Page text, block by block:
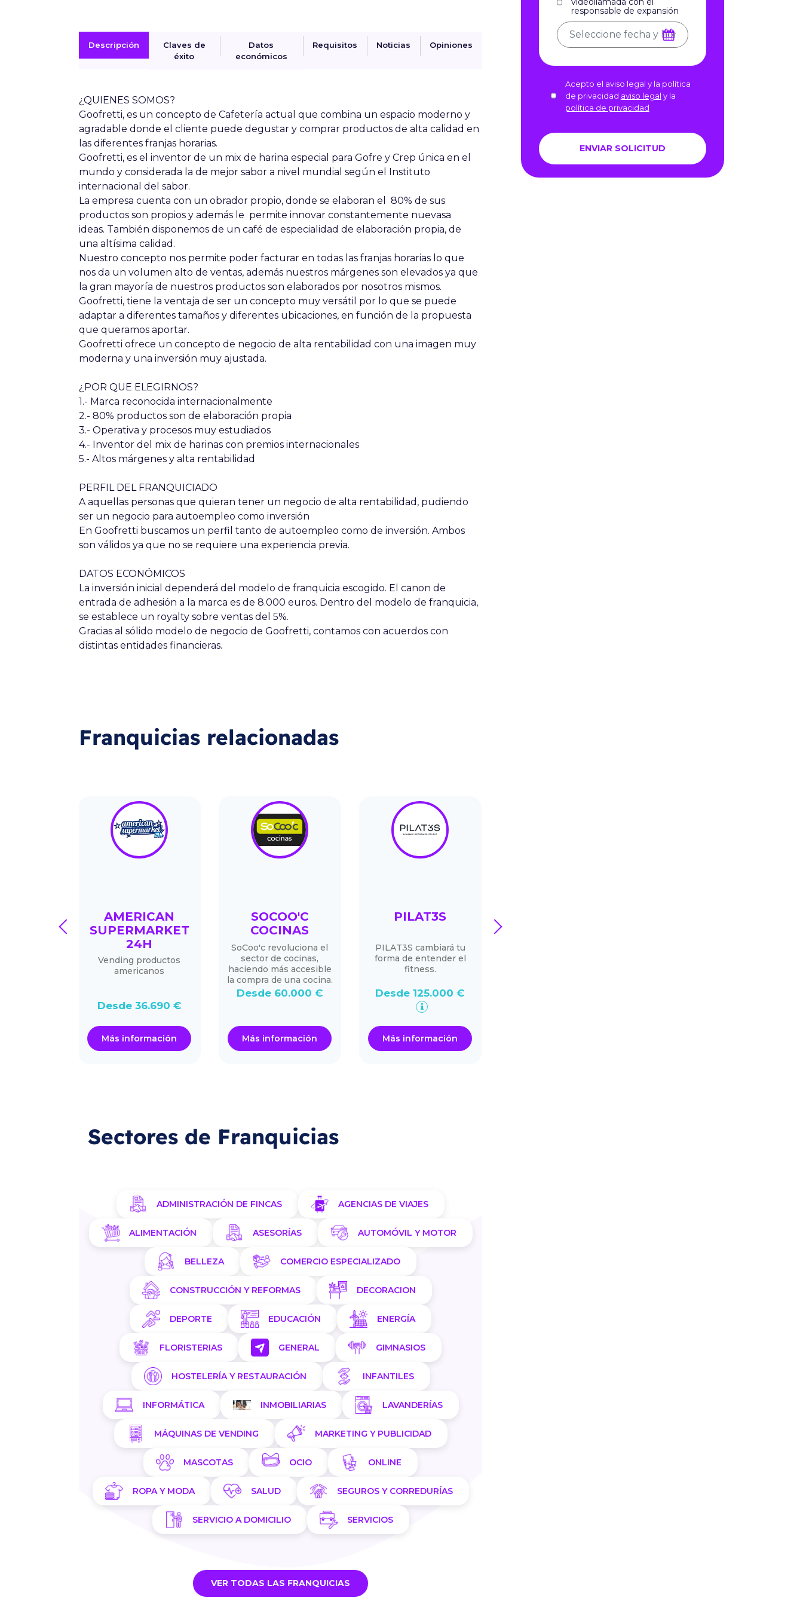
Descripción
Claves de
éxito
Datos
económicos
Requisitos Noticias Opiniones
¿QUIENES SOMOS?
Goofretti, es un concepto de Cafetería actual que combina un espacio moderno y
agradable donde el cliente puede degustar y comprar productos de alta calidad en
las diferentes franjas horarias.
Goofretti, es el inventor de un mix de harina especial para Gofre y Crep única en el
mundo y considerada la de mejor sabor a nivel mundial según el Instituto
internacional del sabor.
La empresa cuenta con un obrador propio, donde se elaboran el 80% de sus
productos son propios y además le permite innovar constantemente nuevasa
ideas. También disponemos de un café de especialidad de elaboración propia, de
una altísima calidad.
Nuestro concepto nos permite poder facturar en todas las franjas horarias lo que
nos da un volumen alto de ventas, además nuestros márgenes son elevados ya que
la gran mayoría de nuestros productos son elaborados por nosotros mismos.
Goofretti, tiene la ventaja de ser un concepto muy versátil por lo que se puede
adaptar a diferentes tamaños y diferentes ubicaciones, en función de la propuesta
que queramos aportar.
Goofretti ofrece un concepto de negocio de alta rentabilidad con una imagen muy
moderna y una inversión muy ajustada.
¿POR QUE ELEGIRNOS?
1.- Marca reconocida internacionalmente
2.- 80% productos son de elaboración propia
3.- Operativa y procesos muy estudiados
4.- Inventor del mix de harinas con premios internacionales
5.- Altos márgenes y alta rentabilidad
PERFIL DEL FRANQUICIADO
A aquellas personas que quieran tener un negocio de alta rentabilidad, pudiendo
ser un negocio para autoempleo como inversión
En Goofretti buscamos un perfil tanto de autoempleo como de inversión. Ambos
son válidos ya que no se requiere una experiencia previa.
DATOS ECONÓMICOS
La inversión inicial dependerá del modelo de franquicia escogido. El canon de
entrada de adhesión a la marca es de 8.000 euros. Dentro del modelo de franquicia,
se establece un royalty sobre ventas del 5%.
Gracias al sólido modelo de negocio de Goofretti, contamos con acuerdos con
distintas entidades financieras.
Franquicias relacionadas
AMERICAN
SUPERMARKET
24H
Vending productos
americanos
Desde 36.690 €
Más información
SOCOO'C
COCINAS
SoCoo'c revoluciona el
sector de cocinas,
haciendo más accesible
la compra de una cocina.
Desde 60.000 €
Más información
PILAT3S
PILAT3S cambiará tu
forma de entender el
fitness.
Desde 125.000 €
Más información
prev next
Sectores de Franquicias
ADMINISTRACIÓN DE FINCAS AGENCIAS DE VIAJES
ALIMENTACIÓN ASESORÍAS AUTOMÓVIL Y MOTOR
BELLEZA COMERCIO ESPECIALIZADO
CONSTRUCCIÓN Y REFORMAS DECORACION
DEPORTE EDUCACIÓN ENERGÍA
FLORISTERIAS GENERAL GIMNASIOS
HOSTELERÍA Y RESTAURACIÓN INFANTILES
INFORMÁTICA INMOBILIARIAS LAVANDERÍAS
MÁQUINAS DE VENDING MARKETING Y PUBLICIDAD
MASCOTAS OCIO ONLINE
ROPA Y MODA SALUD SEGUROS Y CORREDURÍAS
SERVICIO A DOMICILIO SERVICIOS
VER TODAS LAS FRANQUICIAS
responsable de expansión
Acepto el aviso legal y la política
de privacidad aviso legal y la
política de privacidad